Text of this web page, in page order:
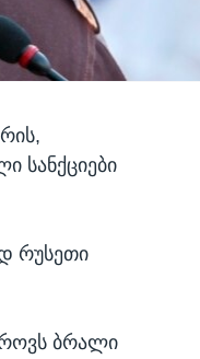
სანქციები
რუსეთი
ბრალი